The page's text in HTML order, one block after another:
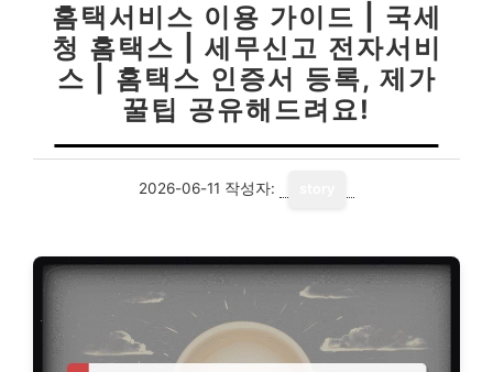
홈택서비스 이용 가이드 | 국세
청 홈택스 | 세무신고 전자서비
스 | 홈택스 인증서 등록, 제가
꿀팁 공유해드려요!
2026-06-11 작성자: